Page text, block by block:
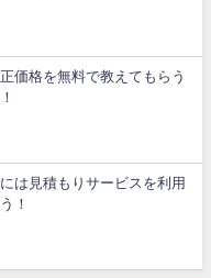
価格を無料で教えてもらう
は見積もりサービスを利用
！